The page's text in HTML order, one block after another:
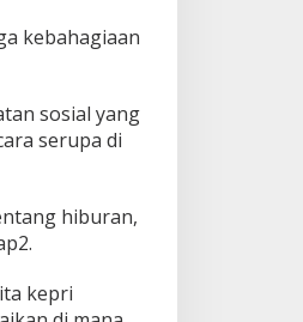
kebahagiaan
sosial yang
serupa di
hiburan,
kepri